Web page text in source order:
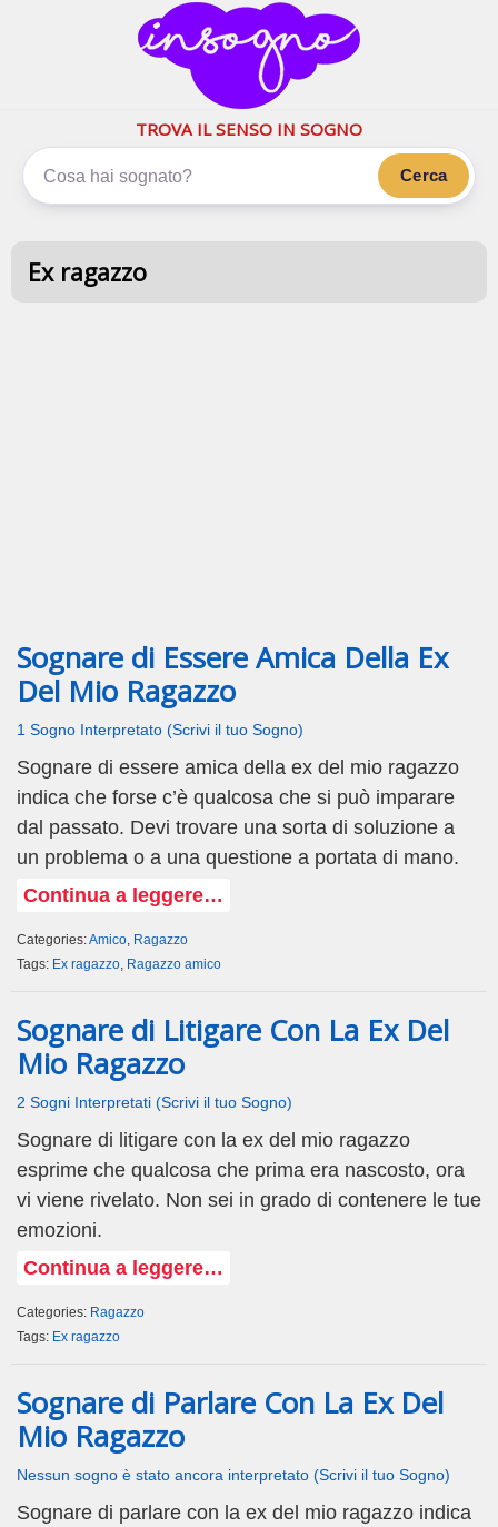
inSogno.com
I sogni significano di piùTROVA IL SENSO IN SOGNO
Cerca
Ex ragazzo
Sognare di Essere Amica Della Ex
Del Mio Ragazzo
1 Sogno Interpretato (Scrivi il tuo Sogno)
Sognare di essere amica della ex del mio ragazzo
indica che forse c’è qualcosa che si può imparare
dal passato. Devi trovare una sorta di soluzione a
un problema o a una questione a portata di mano.
Continua a leggere…
Categories:Amico, Ragazzo
Tags: Ex ragazzo, Ragazzo amico
Sognare di Litigare Con La Ex Del
Mio Ragazzo
2 Sogni Interpretati (Scrivi il tuo Sogno)
Sognare di litigare con la ex del mio ragazzo
esprime che qualcosa che prima era nascosto, ora
vi viene rivelato. Non sei in grado di contenere le tue
emozioni.
Continua a leggere…
Categories: Ragazzo
Tags: Ex ragazzo
Sognare di Parlare Con La Ex Del
Mio Ragazzo
Nessun sogno è stato ancora interpretato (Scrivi il tuo Sogno)
Sognare di parlare con la ex del mio ragazzo indica